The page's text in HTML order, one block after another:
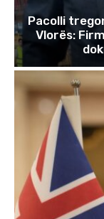
Pacolli
Vlorës: